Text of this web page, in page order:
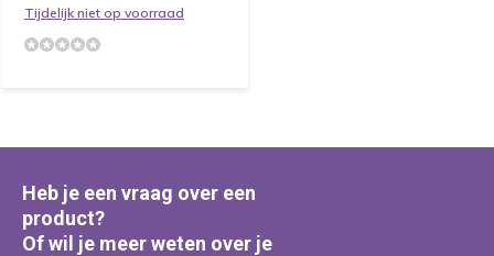
Tijdelijk niet op voorraad
Heb je een vraag over een
product?
Of wil je meer weten over je